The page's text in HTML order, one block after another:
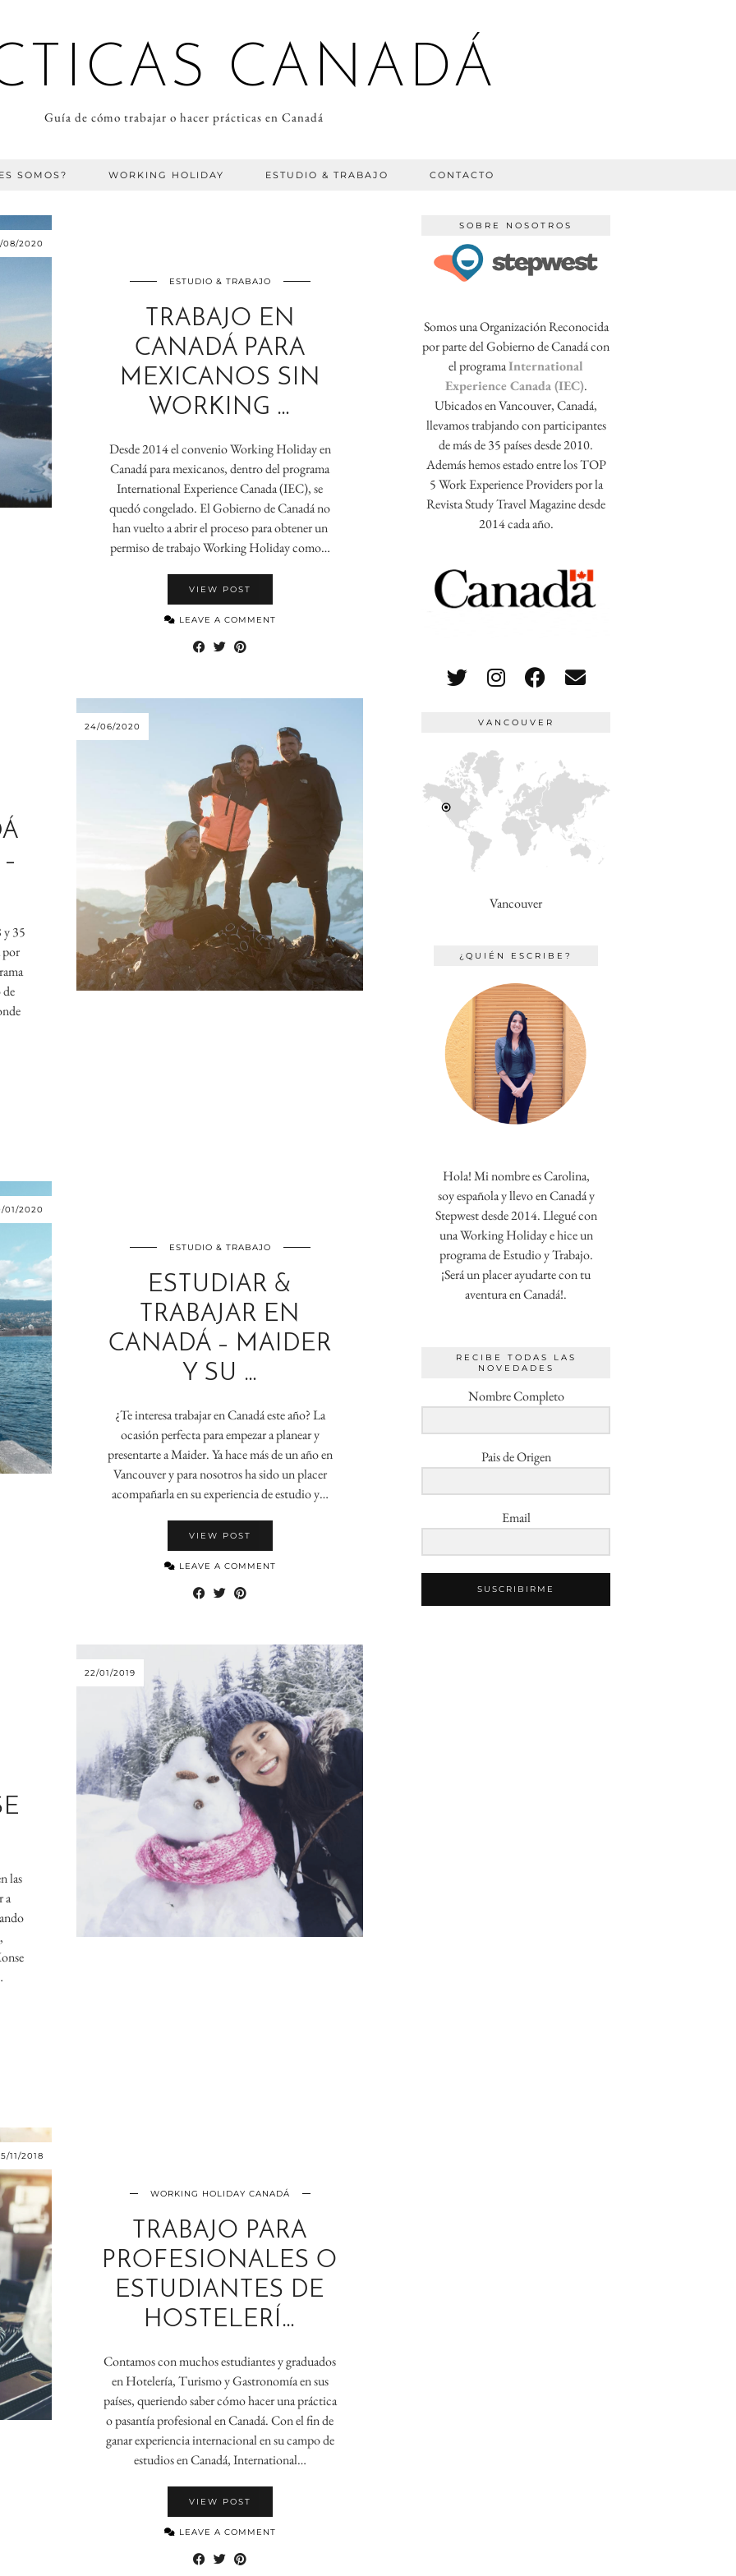
CANADÁ
Guía de cómo trabajar o hacer prácticas en Canadá
SOMOS? WORKING HOLIDAY ESTUDIO & TRABAJO CONTACTO
08/2020
ESTUDIO & TRABAJO
TRABAJO EN
CANADÁ PARA
MEXICANOS SIN
WORKING …
Desde 2014 el convenio Working Holiday en
Canadá para mexicanos, dentro del programa
International Experience Canada (IEC), se
quedó congelado. El Gobierno de Canadá no
han vuelto a abrir el proceso para obtener un
permiso de trabajo Working Holiday como…
VIEW POST
LEAVE A COMMENT
24/06/2020
y 35
por
01/2020
ESTUDIO & TRABAJO
ESTUDIAR &
TRABAJAR EN
CANADÁ – MAIDER
Y SU …
¿Te interesa trabajar en Canadá este año? La
ocasión perfecta para empezar a planear y
presentarte a Maider. Ya hace más de un año en
Vancouver y para nosotros ha sido un placer
acompañarla en su experiencia de estudio y…
VIEW POST
LEAVE A COMMENT
22/01/2019
las
a
11/2018
WORKING HOLIDAY CANADÁ
TRABAJO PARA
PROFESIONALES O
ESTUDIANTES DE
HOSTELERÍ…
Contamos con muchos estudiantes y graduados
en Hotelería, Turismo y Gastronomía en sus
países, queriendo saber cómo hacer una práctica
o pasantía profesional en Canadá. Con el fin de
ganar experiencia internacional en su campo de
estudios en Canadá, International…
VIEW POST
LEAVE A COMMENT
SOBRE NOSOTROS
Somos una Organización Reconocida
por parte del Gobierno de Canadá con
el programaInternational
Experience Canada (IEC).
Ubicados en Vancouver, Canadá,
llevamos trabjando con participantes
de más de 35 países desde 2010.
Además hemos estado entre los TOP
5 Work Experience Providers por la
Revista Study Travel Magazine desde
2014 cada año.
VANCOUVER
Vancouver
¿QUIÉN ESCRIBE?
Hola! Mi nombre es Carolina,
soy española y llevo en Canadá y
Stepwest desde 2014. Llegué con
una Working Holiday e hice un
programa de Estudio y Trabajo.
¡Será un placer ayudarte con tu
aventura en Canadá!.
RECIBE TODAS LAS
NOVEDADES
Nombre Completo
Pais de Origen
Email
SUSCRIBIRME